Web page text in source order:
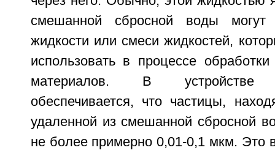
смешанной сбросной воды
жидкости или смеси жидкостей,
использовать в процессе
материалов. В устройстве
обеспечивается, что частицы,
удаленной из смешанной сбросной
не более примерно 0,01-0,1 мкм. Это